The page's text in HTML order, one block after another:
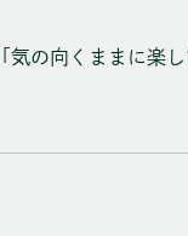
「気の向くままに楽